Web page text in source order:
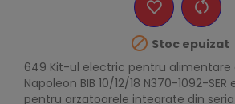
 Stoc epuizat
649 Kit-ul electric pentru alimentare
Napoleon BIB 10/12/18 N370-1092-
pentru arzatoarele integrate din